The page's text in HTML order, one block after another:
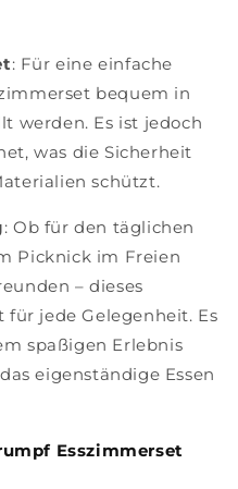
: Für eine einfache
bequem in
werden. Es ist jedoch
was die Sicherheit
schützt.
: Ob für den täglichen
Picknick im Freien
– dieses
jede Gelegenheit. Es
spaßigen Erlebnis
eigenständige Essen
Esszimmerset